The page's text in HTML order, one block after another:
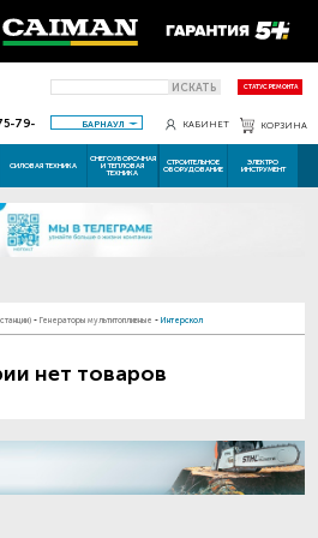
ИСКАТЬ СТАТУС РЕМОНТА
79-
БАРНАУЛ КАБИНЕТ КОРЗИНА
СИЛОВАЯ ТЕХНИКА
СНЕГОУБОРОЧНАЯ
И ТЕПЛОВАЯ
ТЕХНИКА
СТРОИТЕЛЬНОЕ
ОБОРУДОВАНИЕ
ЭЛЕКТРО
ИНСТРУМЕНТ
- Генераторы мультитопливные - Интерскол
нет товаров